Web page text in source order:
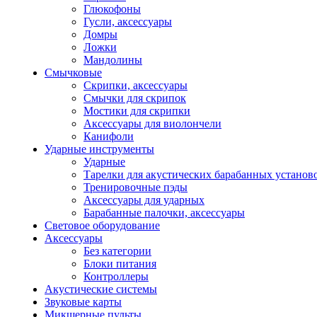
Глюкофоны
Гусли, аксессуары
Домры
Ложки
Мандолины
Смычковые
Скрипки, аксессуары
Смычки для скрипок
Мостики для скрипки
Аксессуары для виолончели
Канифоли
Ударные инструменты
Ударные
Тарелки для акустических барабанных
Тренировочные пэды
Аксессуары для ударных
Барабанные палочки, аксессуары
Световое оборудование
Аксессуары
Без категории
Блоки питания
Контроллеры
Акустические системы
Звуковые карты
Микшерные пульты